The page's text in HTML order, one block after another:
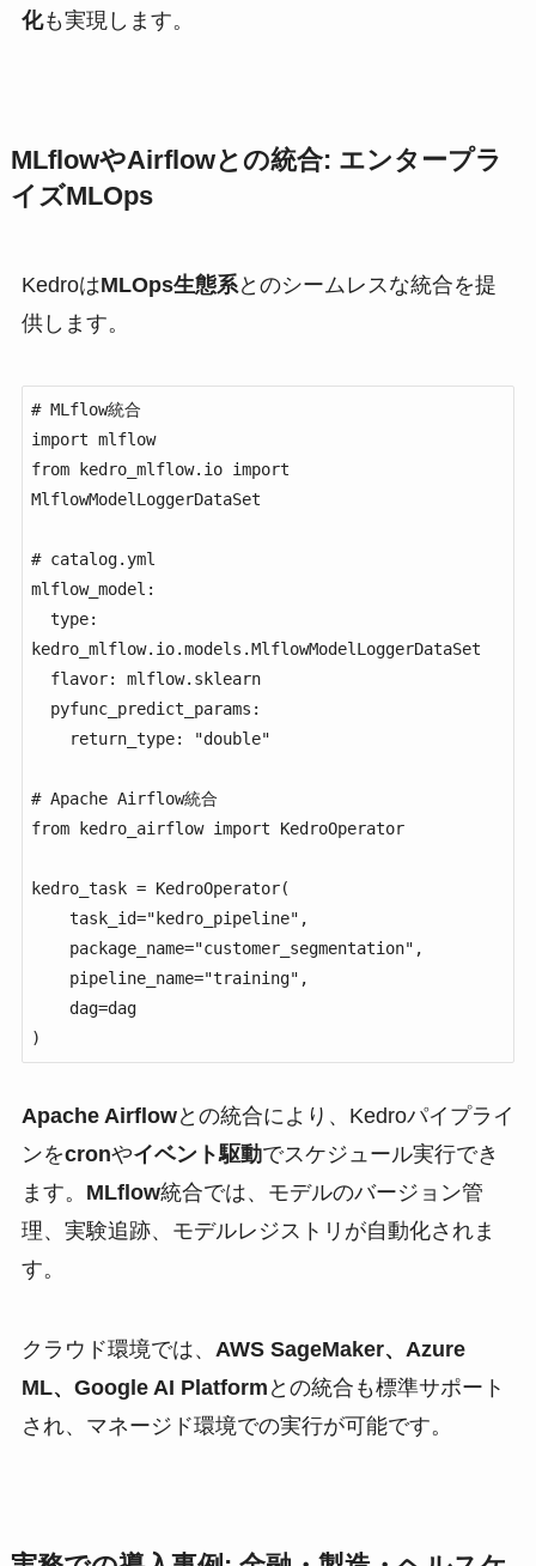
化も実現します。
MLflowやAirflowとの統合: エンタープラ
イズMLOps
KedroはMLOps生態系とのシームレスな統合を提
供します。
# MLflow統合
import mlflow
from kedro_mlflow.io import
MlflowModelLoggerDataSet
# catalog.yml
mlflow_model:
kedro_mlflow.io.models.MlflowModelLoggerDataSet
# Apache Airflow統合
from kedro_airflow import KedroOperator
kedro_task = KedroOperator(
)
Apache Airflowとの統合により、Kedroパイプライ
ンをcronやイベント駆動でスケジュール実行でき
ます。 MLflow統合では、モデルのバージョン管
理、実験追跡、モデルレジストリが自動化されま
す。
クラウド環境では、 AWS SageMaker、Azure
ML、Google AI Platform との統合も標準サポート
され、マネージド環境での実行が可能です。